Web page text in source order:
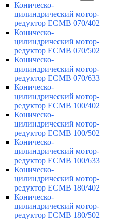
Коническо-
цилиндрический мотор-
редуктор ECMB 070/402
Коническо-
цилиндрический мотор-
редуктор ECMB 070/502
Коническо-
цилиндрический мотор-
редуктор ECMB 070/633
Коническо-
цилиндрический мотор-
редуктор ECMB 100/402
Коническо-
цилиндрический мотор-
редуктор ECMB 100/502
Коническо-
цилиндрический мотор-
редуктор ECMB 100/633
Коническо-
цилиндрический мотор-
редуктор ECMB 180/402
Коническо-
цилиндрический мотор-
редуктор ECMB 180/502